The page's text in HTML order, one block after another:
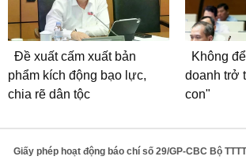
Đề xuất cấm xuất bản
phẩm kích động bạo lực,
chia rẽ dân tộc
Không
doanh trở
con"
Giấy phép hoạt động báo chí số 29/GP-CBC Bộ